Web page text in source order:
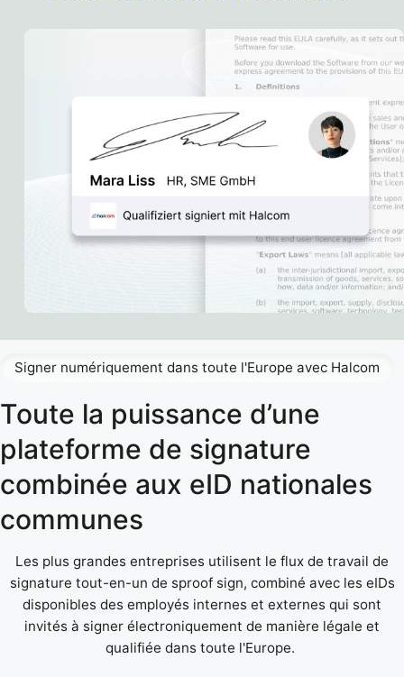
Toute la puissance d’une
plateforme de signature
combinée aux eID nationales
communes
Les plus grandes entreprises utilisent le flux de travail de
signature tout-en-un de sproof sign, combiné avec les eIDs
disponibles des employés internes et externes qui sont
invités à signer électroniquement de manière légale et
qualifiée dans toute l'Europe.
Signer numériquement dans toute l'Europe avec Halcom